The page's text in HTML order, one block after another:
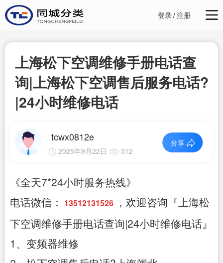
登录/注册
上海松下空调维修手册电话查
询|上海松下空调售后服务电话?
|24小时维修电话
tcwx0812e
2025年9月22日 312
分享
《全天7*24小时服务热线》
电话微信：
13512131526 ，欢迎咨询『上海松
下空调维修手册电话查询|24小时维修电话』
1、变频器维修